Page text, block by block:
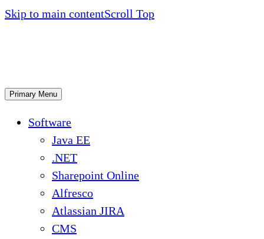
Skip to main contentScroll Top
Primary Menu
Software
Java EE
.NET
Sharepoint Online
Alfresco
Atlassian JIRA
CMS